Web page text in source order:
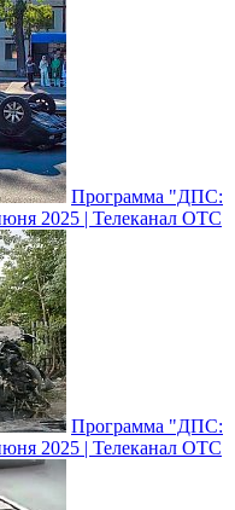
Программа "ДПС:
2025 | Телеканал ОТС
Программа "ДПС:
2025 | Телеканал ОТС